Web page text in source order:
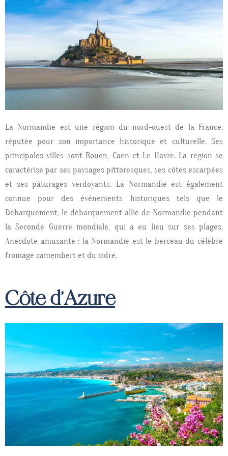
La Normandie est une région du nord-ouest de la France,
réputée pour son importance historique et culturelle. Ses
principales villes sont Rouen, Caen et Le Havre. La région se
caractérise par ses paysages pittoresques, ses côtes escarpées
et ses pâturages verdoyants. La Normandie est également
connue pour des événements historiques tels que le
Débarquement, le débarquement allié de Normandie pendant
la Seconde Guerre mondiale, qui a eu lieu sur ses plages.
Anecdote amusante : la Normandie est le berceau du célèbre
fromage camembert et du cidre.
Côte d'Azure